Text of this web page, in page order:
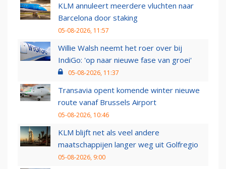
KLM annuleert meerdere vluchten naar
Barcelona door staking
05-08-2026, 11:57
Willie Walsh neemt het roer over bij
IndiGo: 'op naar nieuwe fase van groei'
05-08-2026, 11:37
Transavia opent komende winter nieuwe
route vanaf Brussels Airport
05-08-2026, 10:46
KLM blijft net als veel andere
maatschappijen langer weg uit Golfregio
05-08-2026, 9:00